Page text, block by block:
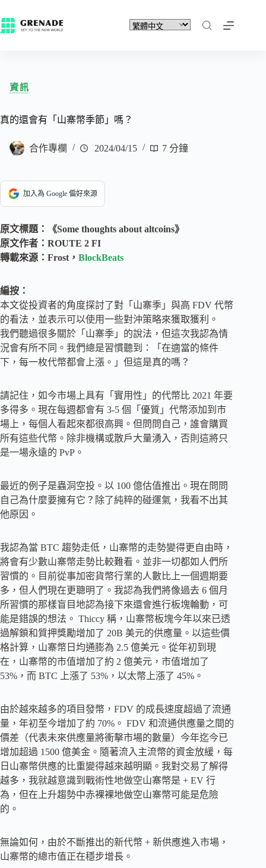
資訊
真的還會有「山寨幣季節」嗎？
合作專欄 2024/04/15 7 分鐘
加入為 Google 偏好來源
原文標題：《Some thoughts about altcoins》
原文作者：ROUTE 2 FI
轉載來源：Frost， BlockBeats
編按：
本文從投資者的角度探討了對「山寨季」與高 FDV 代幣
的看法，並表示可以使用一些對沖策略來獲取獲利。
我們聽過很多關於「山寨季」的說法，但這次我認為情
況會有所不同。我們總是習慣聽到：「在適當的條件
下，每一枚代幣都會上漲。」但這是真的嗎？
請記住，如今市場上具有「實用性」的代幣比 2021 年要
多得多。現在每週都會有 3-5 個「優質」代幣添加到市
場上，每個人看起來都很高興。但問問自己，誰會購買
所有這些代幣。除非機構或散戶大量湧入，否則這將只
是一場永遠的 PvP。
最近的例子是蟲洞空投。以 100 億估值推出。現在問問
自己為什麼要擁有它？除了純粹的碰運氣，我看不出其
他原因。
我認為當 BTC 趨勢走低，山寨幣的走勢變得更自由時，
將會有少數山寨幣走勢比較難看。並非一切都如人們所
習慣的。目前從事加密貨幣行業的人數比上一個週期要
多，但人們現在更聰明了。我認為我們將像過去 6 個月
所習慣的那樣盲目地認為接下來還會進行板塊輪動，可
能是錯誤的想法。 Thiccy 稱，山寨幣板塊今年以來已透
過解鎖和質押獎勵增加了 20B 美元的供應量。以這些價
格計算，山寨幣日均通膨為 2.5 億美元。從年初到現
在，山寨幣的市值增加了約 2 億美元，市值增加了
53%，而 BTC 上漲了 53%，以太幣上漲了 45%。
由於越來越多的項目發幣，FDV 的成長速度超過了流通
量，年初至今增加了約 70%。 FDV 和流通供應量之間的
價差（代表未來供應量將衝擊市場的數量）今年迄今已
增加超過 1500 億美金。隨著流入主流幣的資金放緩，每
日山寨幣供應的比重變得越來越明顯。我對交易了解得
越多，我就越意識到戰術性地做空山寨幣是 + EV 行
為，但在上升趨勢中赤裸裸地做空山寨幣可能是危險
的。
無論如何，由於不斷推出的新代幣 + 新供應進入市場，
山寨幣的總市值正在穩步增長。